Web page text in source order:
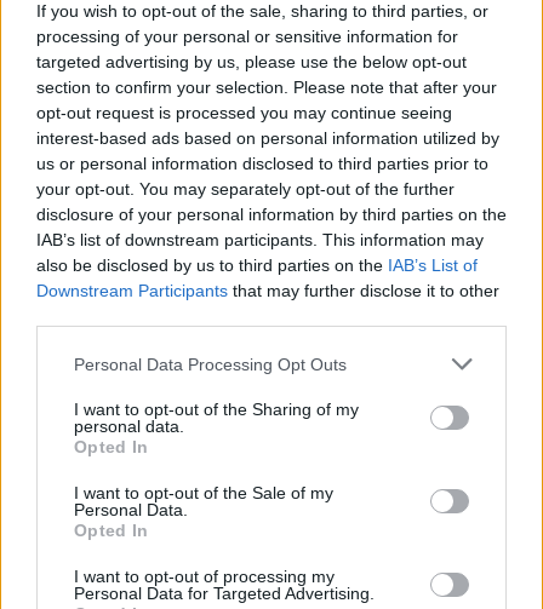
If you wish to opt-out of the sale, sharing to third parties, or
processing of your personal or sensitive information for
targeted advertising by us, please use the below opt-out
section to confirm your selection. Please note that after your
opt-out request is processed you may continue seeing
interest-based ads based on personal information utilized by
us or personal information disclosed to third parties prior to
your opt-out. You may separately opt-out of the further
disclosure of your personal information by third parties on the
IAB’s list of downstream participants. This information may
also be disclosed by us to third parties on the IAB’s List of
Downstream Participants that may further disclose it to other
Please note that this website/app uses one or more Google
not limited to your visit or usage behaviour. You may click to
grant or deny consent to Google and its third-party tags to
use your data for below specified purposes in below Google
consent section.
Personal Data Processing Opt Outs
I want to opt-out of the Sharing of my
personal data.
Opted In
I want to opt-out of the Sale of my
Personal Data.
Opted In
I want to opt-out of processing my
Personal Data for Targeted Advertising.
20 octubre, 2021
Mariposa o serpiente: una ilusión
óptica que se hace viral en Twitter
20 octubre, 2021
Lourdes, hija de Madonna: así fue
la educación que le dio su madre
19 octubre, 2021
Inditex cobrará las bolsas como
15 octubre, 2021
‘El juego del calamar’ ha
Vans blancas
14 octubre, 2021
Egipto, Festival de Cine de El